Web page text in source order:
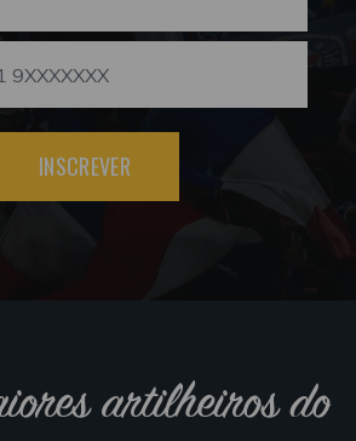
INSCREVER
artilheiros do